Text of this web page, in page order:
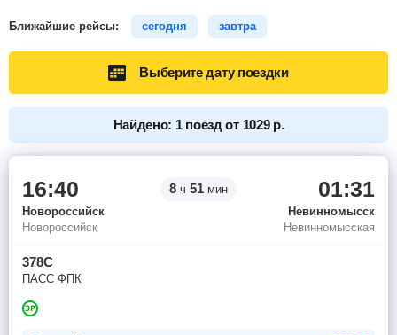
Ближайшие рейсы: сегодня завтра
Выберите дату поездки
Найдено: 1 поезд от 1029 р.
16:40 8 ч 51 мин 01:31
Новороссийск
Невинномысск
Новороссийск
Невинномысская
378С
ПАСС ФПК